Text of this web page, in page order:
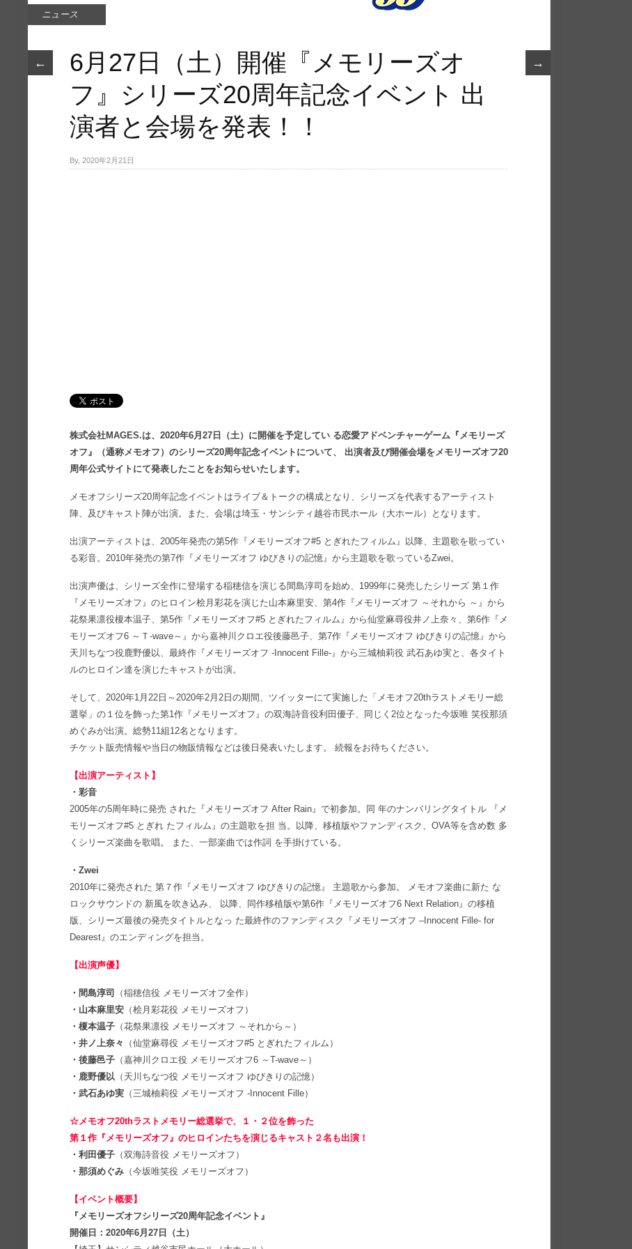
ニュース
← →
6月27日（土）開催『メモリーズオ
フ』シリーズ20周年記念イベント 出
演者と会場を発表！！
By, 2020年2月21日
株式会社MAGES.は、2020年6月27日（土）に開催を予定してい る恋愛アドベンチャーゲーム『メモリーズ
オフ』（通称メモオフ）のシリーズ20周年記念イベントについて、 出演者及び開催会場をメモリーズオフ20
周年公式サイトにて発表したことをお知らせいたします。
メモオフシリーズ20周年記念イベントはライブ＆トークの構成となり、シリーズを代表するアーティスト
陣、及びキャスト陣が出演。また、会場は埼玉・サンシティ越谷市民ホール（大ホール）となります。
出演アーティストは、2005年発売の第5作『メモリーズオフ#5 とぎれたフィルム』以降、主題歌を歌ってい
る彩音。2010年発売の第7作『メモリーズオフ ゆびきりの記憶』から主題歌を歌っているZwei。
出演声優は、シリーズ全作に登場する稲穂信を演じる間島淳司を始め、1999年に発売したシリーズ 第１作
『メモリーズオフ』のヒロイン桧月彩花を演じた山本麻里安、第4作『メモリーズオフ ～それから ～』から
花祭果凛役榎本温子、第5作『メモリーズオフ#5 とぎれたフィルム』から仙堂麻尋役井ノ上奈々、第6作『メ
モリーズオフ6 ～Ｔ-wave～』から嘉神川クロエ役後藤邑子、第7作『メモリーズオフ ゆびきりの記憶』から
天川ちなつ役鹿野優以、最終作『メモリーズオフ -Innocent Fille-』から三城柚莉役 武石あゆ実と、各タイト
ルのヒロイン達を演じたキャストが出演。
そして、2020年1月22日～2020年2月2日の期間、ツイッターにて実施した「メモオフ20thラストメモリー総
選挙」の１位を飾った第1作『メモリーズオフ』の双海詩音役利田優子、同じく2位となった今坂唯 笑役那須
めぐみが出演。総勢11組12名となります。
チケット販売情報や当日の物販情報などは後日発表いたします。 続報をお待ちください。
【出演アーティスト】
・彩音
2005年の5周年時に発売 された『メモリーズオフ After Rain』で初参加。同 年のナンバリングタイトル 『メ
モリーズオフ#5 とぎれ たフィルム』の主題歌を担 当。以降、移植版やファンディスク、OVA等を含め数 多
くシリーズ楽曲を歌唱。 また、一部楽曲では作詞 を手掛けている。
・Zwei
2010年に発売された 第７作『メモリーズオフ ゆびきりの記憶』 主題歌から参加。 メモオフ楽曲に新た な
ロックサウンドの 新風を吹き込み、 以降、同作移植版や第6作『メモリーズオフ6 Next Relation』の移植
版、シリーズ最後の発売タイトルとなっ た最終作のファンディスク『メモリーズオフ –Innocent Fille- for
Dearest』のエンディングを担当。
【出演声優】
・間島淳司
（稲穂信役 メモリーズオフ全作）
・山本麻里安 （桧月彩花役 メモリーズオフ）
・榎本温子 （花祭果凛役 メモリーズオフ ～それから～）
・井ノ上奈々
（仙堂麻尋役 メモリーズオフ#5 とぎれたフィルム）
・後藤邑子 （嘉神川クロエ役 メモリーズオフ6 ～T-wave～）
・鹿野優以 （天川ちなつ役 メモリーズオフ ゆびきりの記憶）
・武石あゆ実 （三城柚莉役 メモリーズオフ -Innocent Fille）
☆メモオフ20thラストメモリー総選挙で、１・２位を飾った
第１作『メモリーズオフ』のヒロインたちを演じるキャスト２名も出演！
・利田優子 （双海詩音役 メモリーズオフ）
・那須めぐみ （今坂唯笑役 メモリーズオフ）
【イベント概要】
『メモリーズオフシリーズ20周年記念イベント』
開催日：2020年6月27日（土）